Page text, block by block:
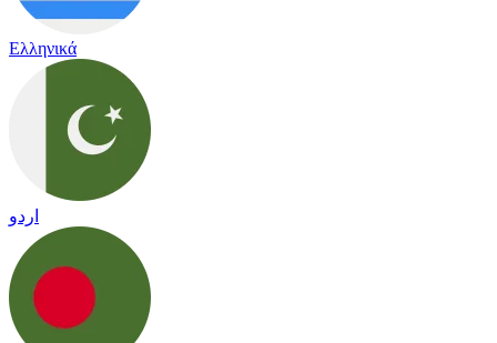
Ελληνικά
اردو